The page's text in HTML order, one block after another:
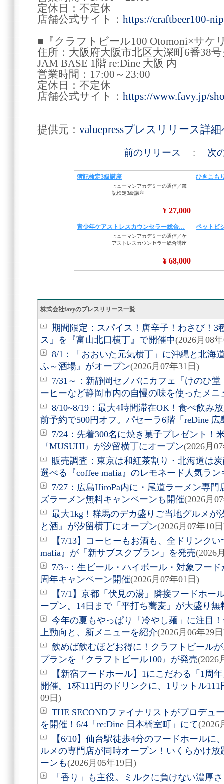
定休日：不定休
店舗公式サイト： https://craftbeer100-
■『クラフトビール100 Otomoni×サケ
住所：大阪府大阪市北区大深町6番38
JAM BASE 1階 re:Dine 大阪 内
営業時間：17:00～23:00
定休日：不定休
店舗公式サイト： https://www.favy.jp/
提供元： valuepressプレスリリース詳
前のリリース : 次
株式会社favyのプレスリリース一覧
期間限定：スパイス！唐辛子！わさび！3
ス」を『富山北口横丁』で開催中(2026月08
8/1：「おおいた元気横丁」に沖縄と北海
ふ～酒場』がオープン(2026月07年31日)
7/31～：新静岡セノバにカフェ「けのひ
ーヒーなど静岡市内の自慢の味を使ったメニ
8/10~8/19：最大4時間滞在OK！食べ飲み
前予約で500円オフ。パセーラ6階「reDine 広
7/24：先着300名に焼き菓子プレゼント！
『MUSUHI』が汐留横丁にオープン(2026月
販売調査：東京は和紅茶割り・北海道は
選べる『coffee mafia』のレモネード人気ラ
7/27：広島HiroPa内に・尾道ラーメン専
ズラーメン無料キャンペーンも開催(2026月
最大1kg！群馬のデカ盛りご当地グルメが
と酒』が汐留横丁にオープン(2026月07年10
【7/13】コーヒーもお酒も、全ドリンク
mafia』が「新サブスクプラン」を発売(2026
7/3~：生ビール・ハイボール・対象フー
周年キャンペーン開催(2026月07年01日)
【7/1】京都「伏見の湯」隣接フードホー
ープン。14日まで「平打ち蕎麦」が大盛り無
今年の夏もやっぱり「冷やし麺」に注目
上動向と、新メニューを紹介(2026月06年29
飲めば飲むほどお得に！クラフトビール
プランを『クラフトビール100』が発売(2026
【新宿フードホール】1にこだわる「1周
開催。1杯111円のドリンクに、1リットル
09日)
THE SECONDファイナリストがプロデュ
を開催！6/4「re:Dine 日本橋室町」にて(2026
【6/10】仙台駅徒歩4分のフードホール
ルメの専門店が同時オープン！いくらかけ
ーンも(2026月05年19日)
「香り」も主役。ミルクに負けない濃厚